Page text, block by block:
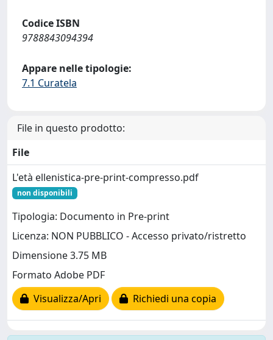
Codice ISBN
9788843094394
Appare nelle tipologie:
7.1 Curatela
File in questo prodotto:
File
L'età ellenistica-pre-print-compresso.pdf
non disponibili
Tipologia: Documento in Pre-print
Licenza: NON PUBBLICO - Accesso privato/ristretto
Dimensione 3.75 MB
Formato Adobe PDF
Visualizza/Apri
Richiedi una copia